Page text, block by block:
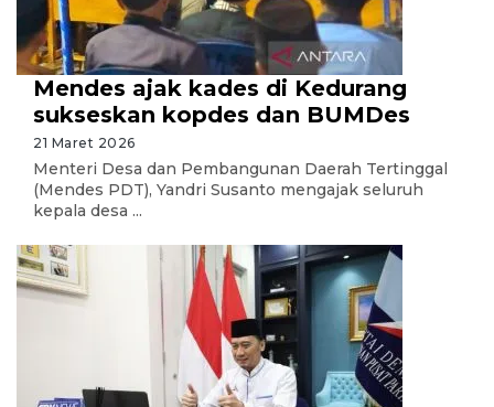
Mendes ajak kades di Kedurang
sukseskan kopdes dan BUMDes
21 Maret 2026
Menteri Desa dan Pembangunan Daerah Tertinggal
(Mendes PDT), Yandri Susanto mengajak seluruh
kepala desa ...